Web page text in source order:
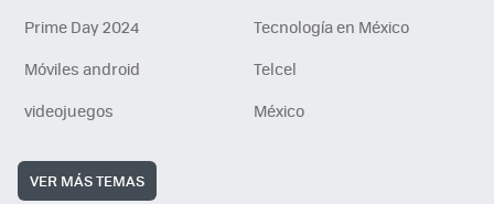
Prime Day 2024
Tecnología en México
Móviles android
Telcel
videojuegos
México
VER MÁS TEMAS